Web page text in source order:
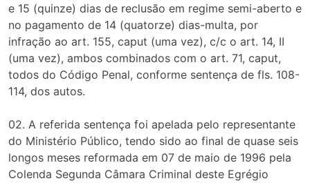
e 15 (quinze) dias de reclusão em regime semi-aberto e
no pagamento de 14 (quatorze) dias-multa, por
infração ao art. 155, caput (uma vez), c/c o art. 14, II
(uma vez), ambos combinados com o art. 71, caput,
todos do Código Penal, conforme sentença de fls. 108-
114, dos autos.
02. A referida sentença foi apelada pelo representante
do Ministério Público, tendo sido ao final de quase seis
longos meses reformada em 07 de maio de 1996 pela
Colenda Segunda Câmara Criminal deste Egrégio